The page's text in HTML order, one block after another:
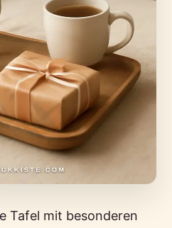
Tafel mit besonderen